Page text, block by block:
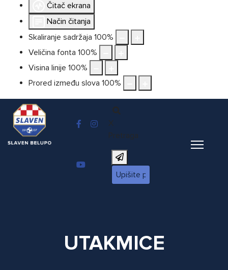
Čitač ekrana
Način čitanja
Skaliranje sadržaja 100%
Veličina fonta 100%
Visina linije 100%
Prored između slova 100%
X
Pretraga
UTAKMICE